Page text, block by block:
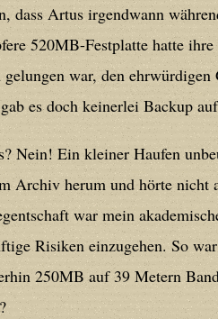
of dynamic
www/cms/
of dynamic
users/confidit/
of dynamic
users/confidit/
dass Artus irgendwann
520MB-Festplatte hatte
gelungen war, den
es doch keinerlei Backup
Nein! Ein kleiner Haufen
Archiv herum und hörte nicht
war mein
Risiken einzugehen. So
250MB auf 39 Metern